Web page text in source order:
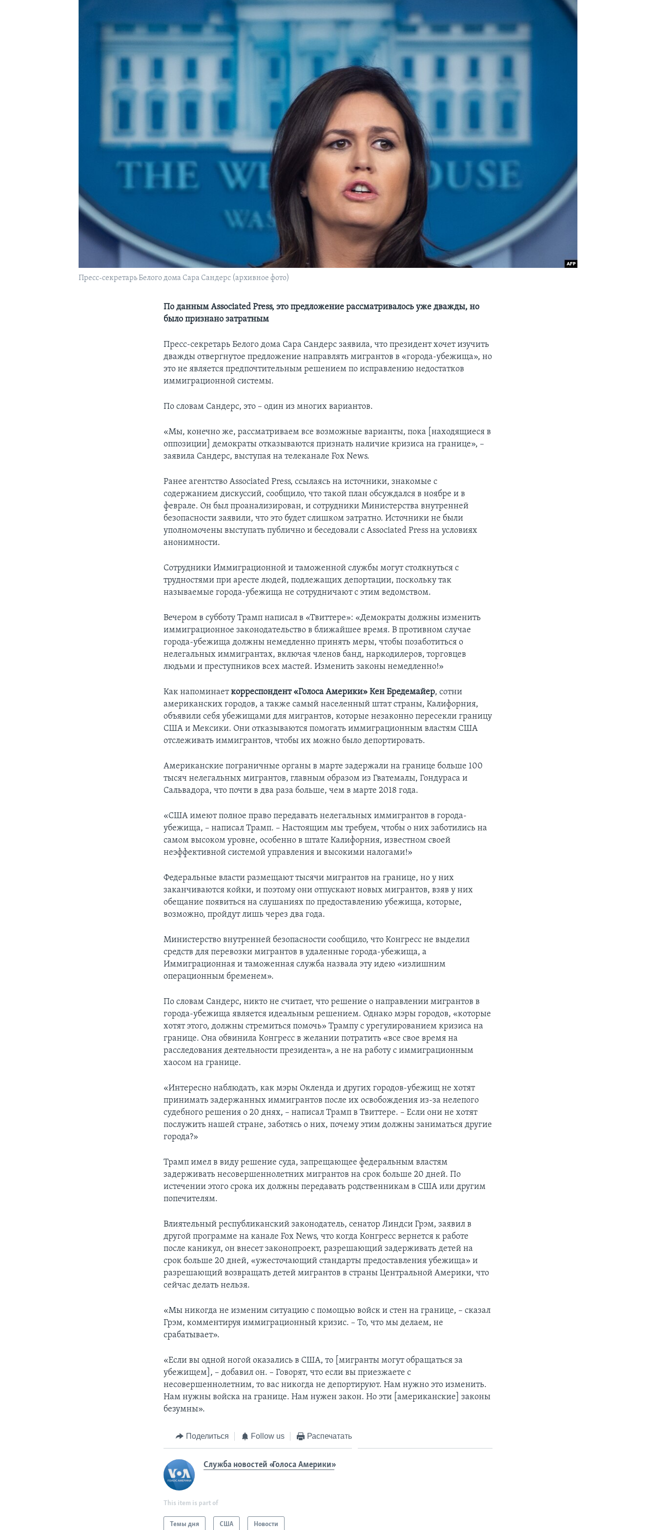
Пресс-секретарь Белого дома Сара Сандерс (архивное фото)
По данным Associated Press, это предложение рассматривалось уже дважды, но
было признано затратным
Пресс-секретарь Белого дома Сара Сандерс заявила, что президент хочет изучить
дважды отвергнутое предложение направлять мигрантов в «города-убежища», но
это не является предпочтительным решением по исправлению недостатков
иммиграционной системы.
По словам Сандерс, это – один из многих вариантов.
«Мы, конечно же, рассматриваем все возможные варианты, пока [находящиеся в
оппозиции] демократы отказываются признать наличие кризиса на границе», –
заявила Сандерс, выступая на телеканале Fox News.
Ранее агентство Associated Press, ссылаясь на источники, знакомые с
содержанием дискуссий, сообщило, что такой план обсуждался в ноябре и в
феврале. Он был проанализирован, и сотрудники Министерства внутренней
безопасности заявили, что это будет слишком затратно. Источники не были
уполномочены выступать публично и беседовали с Associated Press на условиях
анонимности.
Сотрудники Иммиграционной и таможенной службы могут столкнуться с
трудностями при аресте людей, подлежащих депортации, поскольку так
называемые города-убежища не сотрудничают с этим ведомством.
Вечером в субботу Трамп написал в «Твиттере»: «Демократы должны изменить
иммиграционное законодательство в ближайшее время. В противном случае
города-убежища должны немедленно принять меры, чтобы позаботиться о
нелегальных иммигрантах, включая членов банд, наркодилеров, торговцев
людьми и преступников всех мастей. Изменить законы немедленно!»
Как напоминаеткорреспондент «Голоса Америки» Кен Бредемайер, сотни
американских городов, а также самый населенный штат страны, Калифорния,
объявили себя убежищами для мигрантов, которые незаконно пересекли границу
США и Мексики. Они отказываются помогать иммиграционным властям США
отслеживать иммигрантов, чтобы их можно было депортировать.
Американские пограничные органы в марте задержали на границе больше 100
тысяч нелегальных мигрантов, главным образом из Гватемалы, Гондураса и
Сальвадора, что почти в два раза больше, чем в марте 2018 года.
«США имеют полное право передавать нелегальных иммигрантов в города-
убежища, – написал Трамп. – Настоящим мы требуем, чтобы о них заботились на
самом высоком уровне, особенно в штате Калифорния, известном своей
неэффективной системой управления и высокими налогами!»
Федеральные власти размещают тысячи мигрантов на границе, но у них
заканчиваются койки, и поэтому они отпускают новых мигрантов, взяв у них
обещание появиться на слушаниях по предоставлению убежища, которые,
возможно, пройдут лишь через два года.
Министерство внутренней безопасности сообщило, что Конгресс не выделил
средств для перевозки мигрантов в удаленные города-убежища, а
Иммиграционная и таможенная служба назвала эту идею «излишним
операционным бременем».
По словам Сандерс, никто не считает, что решение о направлении мигрантов в
города-убежища является идеальным решением. Однако мэры городов, «которые
хотят этого, должны стремиться помочь» Трампу с урегулированием кризиса на
границе. Она обвинила Конгресс в желании потратить «все свое время на
расследования деятельности президента», а не на работу с иммиграционным
хаосом на границе.
«Интересно наблюдать, как мэры Окленда и других городов-убежищ не хотят
принимать задержанных иммигрантов после их освобождения из-за нелепого
судебного решения о 20 днях, – написал Трамп в Твиттере. – Если они не хотят
послужить нашей стране, заботясь о них, почему этим должны заниматься другие
города?»
Трамп имел в виду решение суда, запрещающее федеральным властям
задерживать несовершеннолетних мигрантов на срок больше 20 дней. По
истечении этого срока их должны передавать родственникам в США или другим
попечителям.
Влиятельный республиканский законодатель, сенатор Линдси Грэм, заявил в
другой программе на канале Fox News, что когда Конгресс вернется к работе
после каникул, он внесет законопроект, разрешающий задерживать детей на
срок больше 20 дней, «ужесточающий стандарты предоставления убежища» и
разрешающий возвращать детей мигрантов в страны Центральной Америки, что
сейчас делать нельзя.
«Мы никогда не изменим ситуацию с помощью войск и стен на границе, – сказал
Грэм, комментируя иммиграционный кризис. – То, что мы делаем, не
срабатывает».
«Если вы одной ногой оказались в США, то [мигранты могут обращаться за
убежищем], – добавил он. – Говорят, что если вы приезжаете с
несовершеннолетним, то вас никогда не депортируют. Нам нужно это изменить.
Нам нужны войска на границе. Нам нужен закон. Но эти [американские] законы
безумны».
Поделиться Follow us Распечатать
Служба новостей «Голоса Америки»
This item is part of
Темы дня США Новости